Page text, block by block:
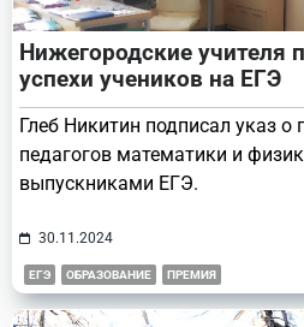
Нижегородские учителя
успехи учеников на ЕГЭ
Глеб Никитин подписал указ о
педагогов математики и
выпускниками ЕГЭ.
30.11.2024
ЕГЭ ОБРАЗОВАНИЕ ПРЕМИЯ